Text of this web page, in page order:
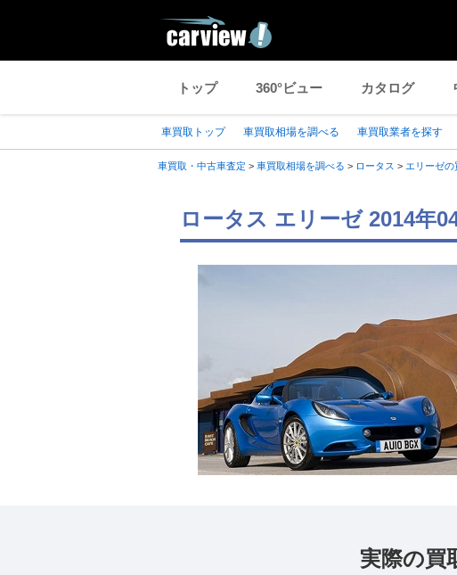
トップ 360°ビュー カタログ
車買取トップ 車買取相場を調べる 車買取業者を探す
車買取・中古車査定 > 車買取相場を調べる > ロータス > エリーゼ
ロータス エリーゼ 2014年
実際の買